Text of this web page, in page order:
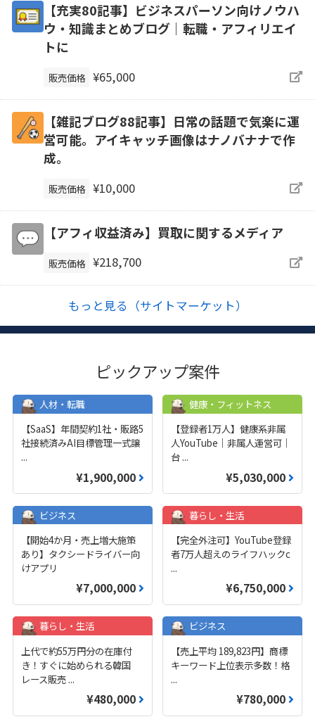
【充実80記事】ビジネスパーソン向けノウハ
ウ・知識まとめブログ｜転職・アフィリエイ
トに
販売価格 ¥65,000
【雑記ブログ88記事】日常の話題で気楽に運
営可能。アイキャッチ画像はナノバナナで作
成。
販売価格 ¥10,000
【アフィ収益済み】買取に関するメディア
販売価格 ¥218,700
もっと見る（サイトマーケット）
ピックアップ案件
人材・転職
【SaaS】年間契約1社・販路5
社接続済みAI目標管理一式譲
...
¥1,900,000
健康・フィットネス
【登録者1万人】健康系非属
人YouTube｜非属人運営可｜
台 ...
¥5,030,000
ビジネス
【開始4か月・売上増大施策
あり】タクシードライバー向
けアプリ
¥7,000,000
暮らし・生活
【完全外注可】YouTube登録
者7万人超えのライフハックc
...
¥6,750,000
暮らし・生活
上代で約55万円分の在庫付
き！すぐに始められる韓国
レース販売 ...
¥480,000
ビジネス
【売上平均 189,823円】商標
キーワード上位表示多数！格
...
¥780,000